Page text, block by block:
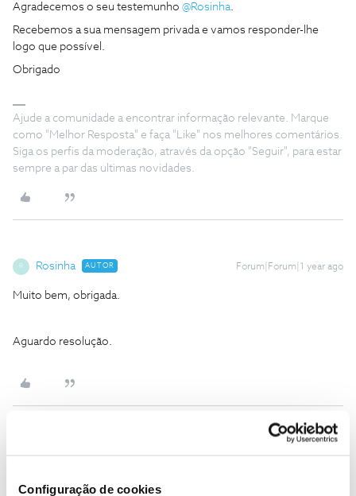
Configuração de cookies
Agradecemos o seu testemunho ​ @Rosinha
Recebemos a sua mensagem privada e vamos responder-lhe
logo que possível.
Obrigado
Ajude a comunidade a encontrar informação relevante. Marque
como "Melhor Resposta" e faça "Like" nos melhores comentários.
Siga os perfis da moderação, através da opção "Seguir", para estar
sempre a par das ultimas novidades.
R Rosinha AUTOR Forum|Forum|1 year ago
Muito bem, obrigada.
Aguardo resolução.